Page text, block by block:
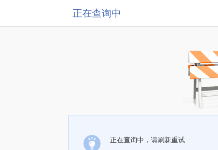
正在查询中
正在查询中，请刷新重试